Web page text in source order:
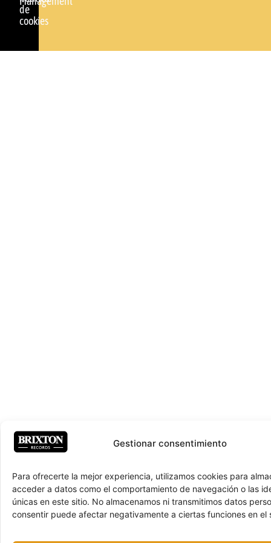
Gestionar consentimiento
Para ofrecerte la mejor experiencia, utilizamos cookies para
acceder a datos como el comportamiento de navegación o las
únicas en este sitio. No almacenamos ni transmitimos datos
consentir puede afectar negativamente a ciertas funciones en el
de
cookies